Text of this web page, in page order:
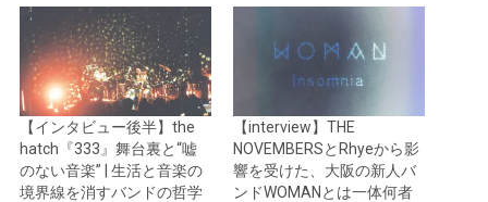
【インタビュー後半】the
hatch『333』舞台裏と“嘘
のない音楽” | 生活と音楽の
境界線を消すバンドの哲学
【interview】THE
NOVEMBERSとRhyeから影
響を受けた、大阪の新人バ
ンドWOMANとは一体何者